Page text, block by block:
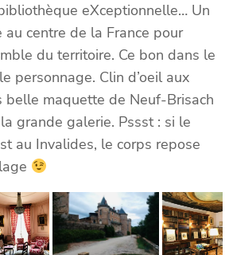
eXceptionnelle… Un
centre de la France pour
du territoire. Ce bon dans le
personnage. Clin d’oeil aux
belle maquette de Neuf-Brisach
grande galerie. Pssst : si le
au Invalides, le corps repose